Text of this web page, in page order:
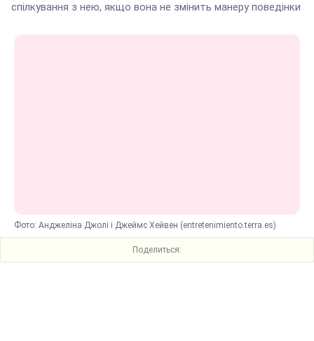
спілкування з нею, якщо вона не змінить манеру поведінки
Фото: Анджеліна Джолі і Джеймс Хейвен (entretenimiento.terra.es)
Поделиться: